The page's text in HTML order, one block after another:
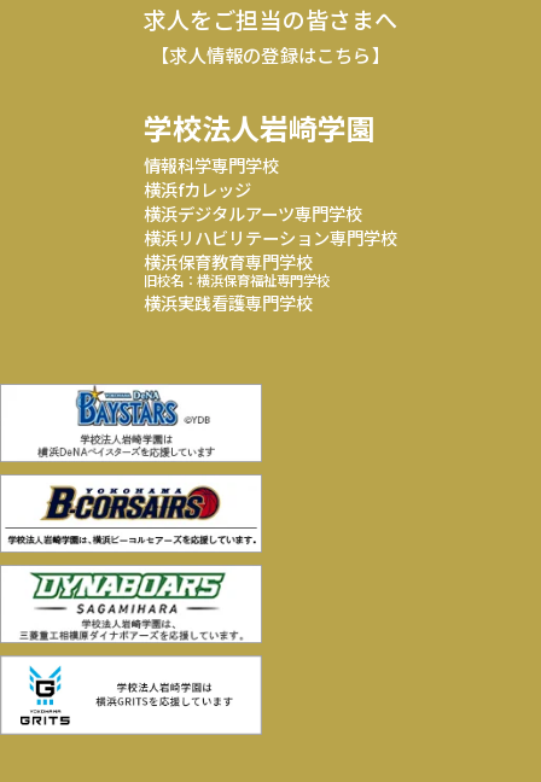
求人をご担当の皆さまへ
【求人情報の登録はこちら】
学校法人岩崎学園
情報科学専門学校
横浜fカレッジ
横浜デジタルアーツ専門学校
横浜リハビリテーション専門学校
横浜保育教育専門学校
旧校名：横浜保育福祉専門学校
横浜実践看護専門学校